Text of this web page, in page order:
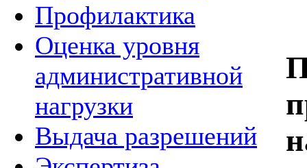
Профилактика
Оценка уровня
административной
нагрузки
Выдача разрешений